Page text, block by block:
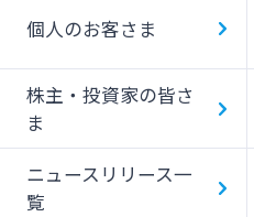
みやぎん
ロ
個人のお客さま
株主・投資家の皆さ
ま
ニュースリリース一
覧